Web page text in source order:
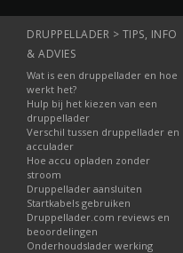
DRUPPELLADER > TIPS, INFO
& ADVIES
Wat is een druppellader en hoe
werkt het?
Hulp bij het kiezen van een
druppellader
Verschil tussen druppellader en
acculader
Hoe accu opladen zonder
stroom
Druppellader aansluiten
Startkabels gebruiken
Druppellader.com reviews en
beoordelingen
Onderhoudslader werking